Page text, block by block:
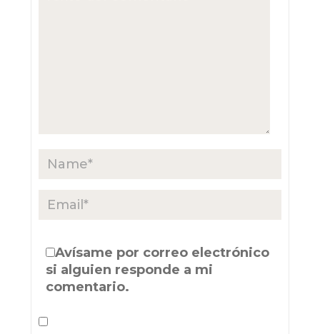
Avísame por correo electrónico
si alguien responde a mi
comentario.